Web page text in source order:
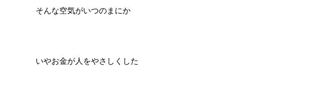
そんな空気がいつのまにか
いやお金が人をやさしくした